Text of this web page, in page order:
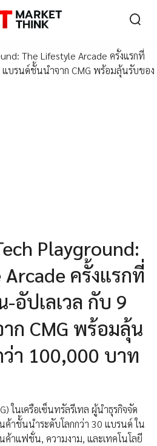
Playground:
ครั้งแรกที่
อัปเลเวล กับ 9
ก CMG พร้อมลุ้น
า 100,000 บาท
ในเครือเซ็นทรัลรีเทล ผู้นำธุรกิจจัด
าชั้นนำระดับโลกกว่า 30 แบรนด์ ใน
าแฟชั่น, ความงาม, และเทคโนโลยี